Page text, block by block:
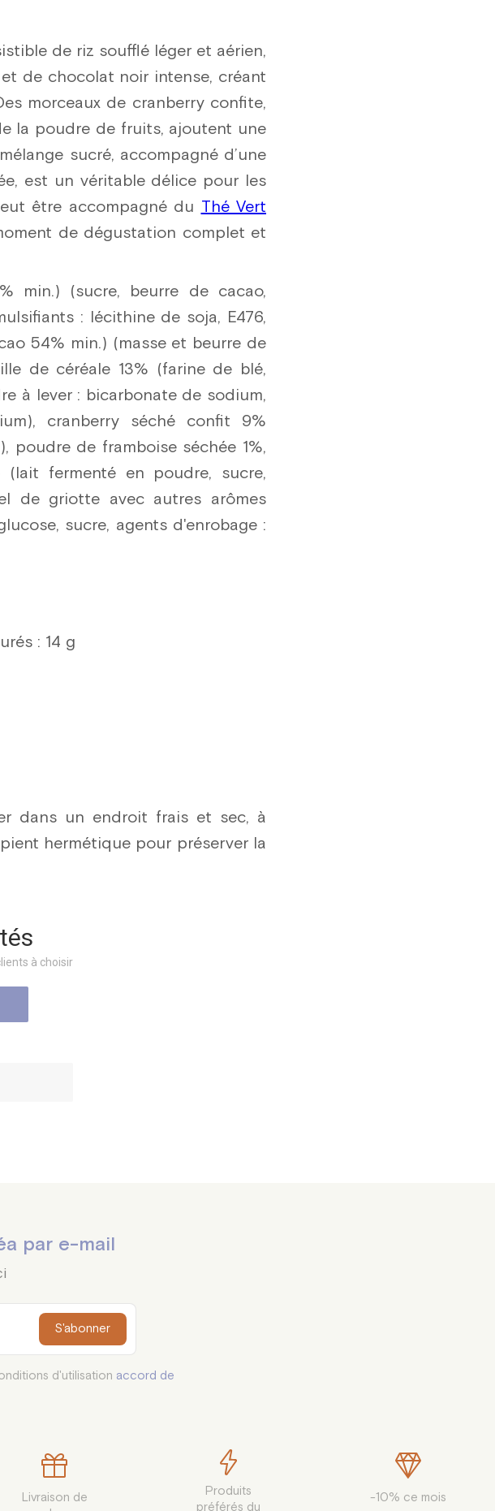
de riz soufflé léger et aérien,
de chocolat noir intense, créant
morceaux de cranberry confite,
la poudre de fruits, ajoutent une
sucré, accompagné d’une
est un véritable délice pour les
être accompagné du Thé Vert
de dégustation complet et
min.) (sucre, beurre de cacao,
: lécithine de soja, E476,
54% min.) (masse et beurre de
de céréale 13% (farine de blé,
à lever : bicarbonate de sodium,
cranberry séché confit 9%
poudre de framboise séchée 1%,
fermenté en poudre, sucre,
de griotte avec autres arômes
sucre, agents d'enrobage :
: 14 g
dans un endroit frais et sec, à
hermétique pour préserver la
à choisir
par e-mail
S'abonner
d'utilisation accord de
Livraison de
Produits
préférés du
-10% ce mois